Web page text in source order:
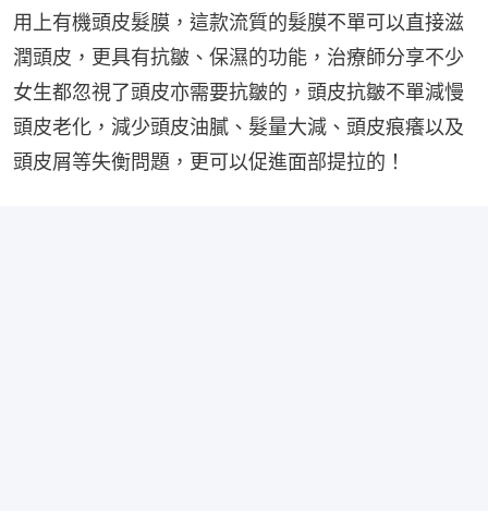
用上有機頭皮髮膜，這款流質的髮膜不單可以直接滋
潤頭皮，更具有抗皺、保濕的功能，治療師分享不少
女生都忽視了頭皮亦需要抗皺的，頭皮抗皺不單減慢
頭皮老化，減少頭皮油膩、髮量大減、頭皮痕癢以及
頭皮屑等失衡問題，更可以促進面部提拉的！